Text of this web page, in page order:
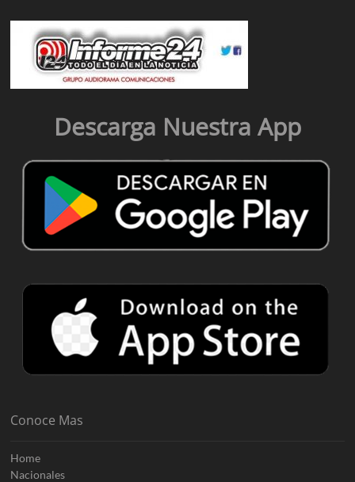
Descarga Nuestra App
Conoce Mas
Home
Nacionales